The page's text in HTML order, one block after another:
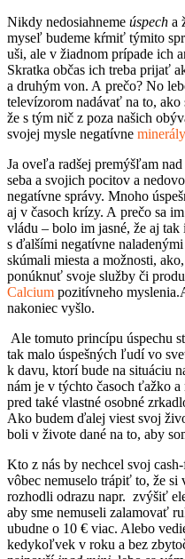
Nikdy nedosiahneme úspech a
myseľ budeme kŕmiť týmito
uši, ale v žiadnom prípade ich
Skratka občas ich treba prijať
a druhým von. A prečo? No
televízorom nadávať na to,
že s tým nič z poza našich
svojej mysle negatívne minerály
Ja oveľa radšej premýšľam
seba a svojich pocitov a
negatívne správy. Mnoho
aj v časoch krízy. A prečo sa
vládu – bolo im jasné, že aj
s ďalšími negatívne
skúmali miesta a možnosti,
ponúknuť svoje služby či
Calcium pozitívneho
nakoniec vyšlo.
Ale tomuto princípu úspechu
tak malo úspešných ľudí vo
k davu, ktorí bude na situáciu
nám je v týchto časoch ťažko
pred také vlastné osobné
Ako budem ďalej viest svoj
boli v živote dané na to, aby
Kto z nás by nechcel svoj
vôbec nemuselo trápiť to, že si
rozhodli odrazu napr. zvýšiť
aby sme nemuseli zalamovať
ubudne o 10 € viac. Alebo
kedykoľvek v roku a bez